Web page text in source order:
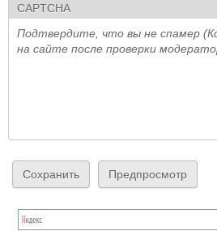
CAPTCHA
Подтвердите, что вы не спамер
на сайте после проверки